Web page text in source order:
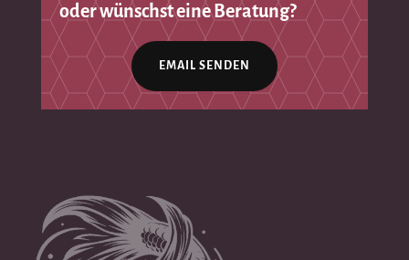
oder wünschst eine Beratung?
EMAIL SENDEN